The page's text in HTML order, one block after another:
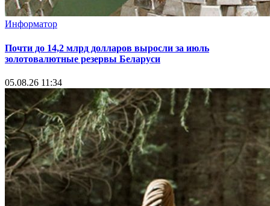
Информатор
Почти до 14,2 млрд долларов выросли за июль
золотовалютные резервы Беларуси
05.08.26 11:34